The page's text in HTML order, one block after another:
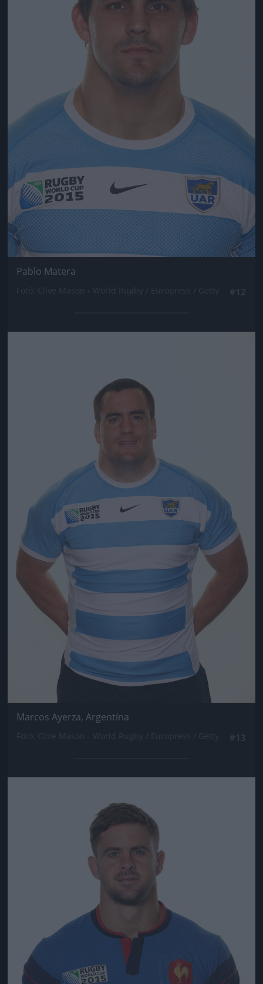
Pablo Matera
Marcos Ayerza, Argentína